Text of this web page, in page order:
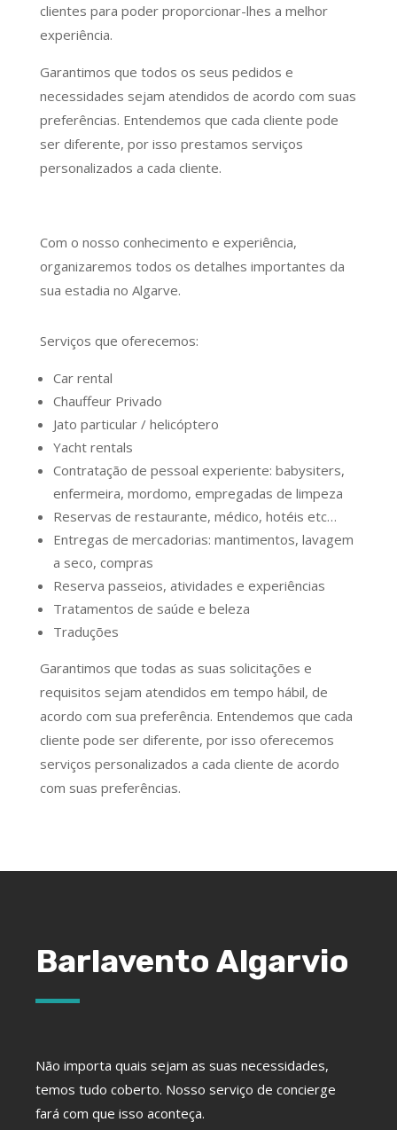
clientes para poder proporcionar-lhes a melhor
experiência.
Garantimos que todos os seus pedidos e
necessidades sejam atendidos de acordo com suas
preferências. Entendemos que cada cliente pode
ser diferente, por isso prestamos serviços
personalizados a cada cliente.
Com o nosso conhecimento e experiência,
organizaremos todos os detalhes importantes da
sua estadia no Algarve.
Serviços que oferecemos:
Car rental
Chauffeur Privado
Jato particular / helicóptero
Yacht rentals
Contratação de pessoal experiente: babysiters,
enfermeira, mordomo, empregadas de limpeza
Reservas de restaurante, médico, hotéis etc…
Entregas de mercadorias: mantimentos, lavagem
a seco, compras
Reserva passeios, atividades e experiências
Tratamentos de saúde e beleza
Traduções
Garantimos que todas as suas solicitações e
requisitos sejam atendidos em tempo hábil, de
acordo com sua preferência. Entendemos que cada
cliente pode ser diferente, por isso oferecemos
serviços personalizados a cada cliente de acordo
com suas preferências.
Barlavento Algarvio
Não importa quais sejam as suas necessidades,
temos tudo coberto. Nosso serviço de concierge
fará com que isso aconteça.